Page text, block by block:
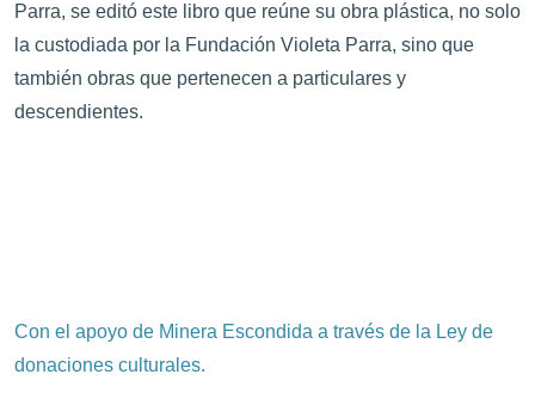
Parra, se editó este libro que reúne su obra plástica, no solo
la custodiada por la Fundación Violeta Parra, sino que
también obras que pertenecen a particulares y
descendientes.
Con el apoyo de Minera Escondida a través de la Ley de
donaciones culturales.